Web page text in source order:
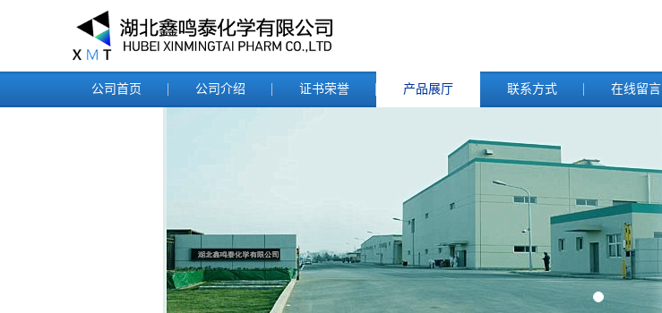
公司首页 公司介绍 证书荣誉 产品展厅 联系方式 在线留言